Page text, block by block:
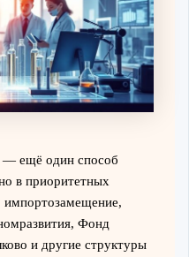
— ещё один способ
в приоритетных
импортозамещение,
Фонд
и другие структуры